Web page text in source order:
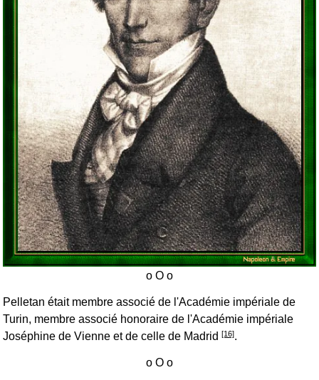
Pelletan était membre associé de l'Académie impériale de
Turin, membre associé honoraire de l'Académie impériale
Joséphine de Vienne et de celle de Madrid [16].